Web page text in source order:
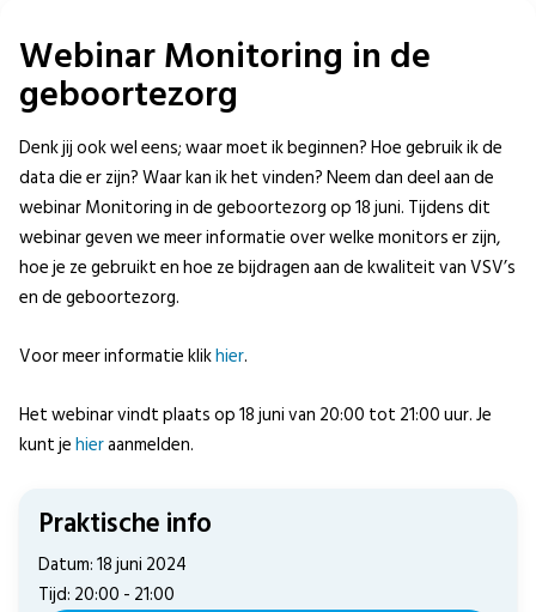
Webinar Monitoring in de
geboortezorg
Denk jij ook wel eens; waar moet ik beginnen? Hoe gebruik ik de
data die er zijn? Waar kan ik het vinden? Neem dan deel aan de
webinar Monitoring in de geboortezorg op 18 juni. Tijdens dit
webinar geven we meer informatie over welke monitors er zijn,
hoe je ze gebruikt en hoe ze bijdragen aan de kwaliteit van VSV’s
en de geboortezorg.
Voor meer informatie klikhier.
Het webinar vindt plaats op 18 juni van 20:00 tot 21:00 uur. Je
kunt jehieraanmelden.
Praktische info
Datum: 18 juni 2024
Tijd: 20:00 - 21:00